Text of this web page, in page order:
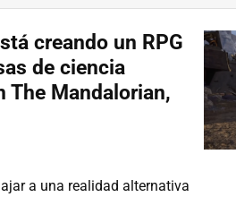
creando un RPG
de ciencia
The Mandalorian,
a una realidad alternativa